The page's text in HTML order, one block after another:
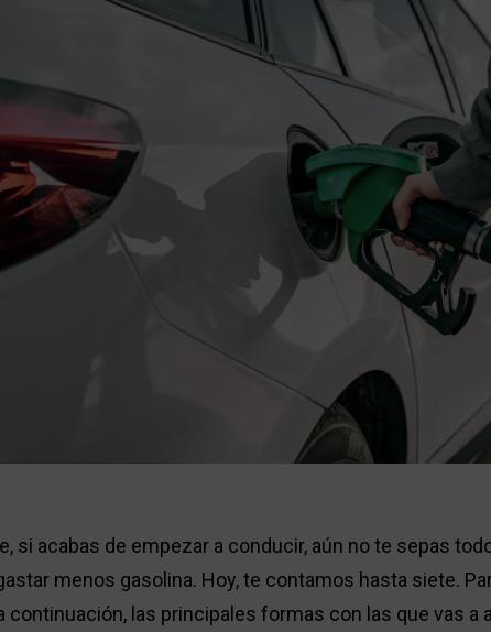
si acabas de empezar a conducir, aún no te sepas
menos gasolina. Hoy, te contamos hasta siete.
continuación, las principales formas con las que vas a